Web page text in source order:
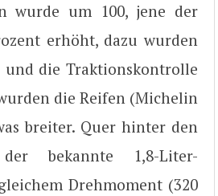
wurde um 100, jene der
erhöht, dazu wurden
und die Traktionskontrolle
die Reifen (Michelin
breiter. Quer hinter den
bekannte 1,8-Liter-
Drehmoment (320